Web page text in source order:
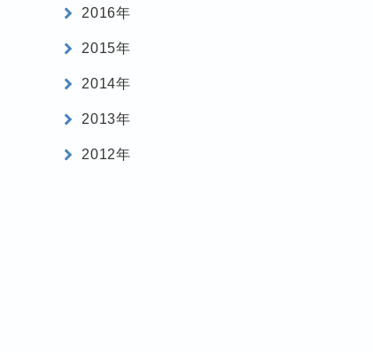
2016年
2015年
2014年
2013年
2012年